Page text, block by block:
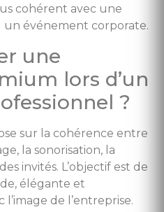
cohérent avec une
un événement corporate.
une
lors d’un
?
sur la cohérence entre
la sonorisation, la
invités. L’objectif est de
élégante et
de l’entreprise.